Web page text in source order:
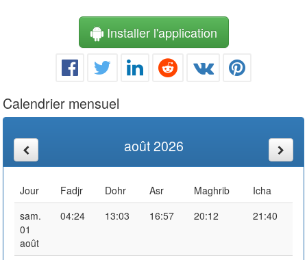
Installer l'application
Calendrier mensuel
août 2026
Jour Fadjr Dohr Asr Maghrib
Icha
sam.
01
août
04:24 13:03 16:57 20:12 21:40